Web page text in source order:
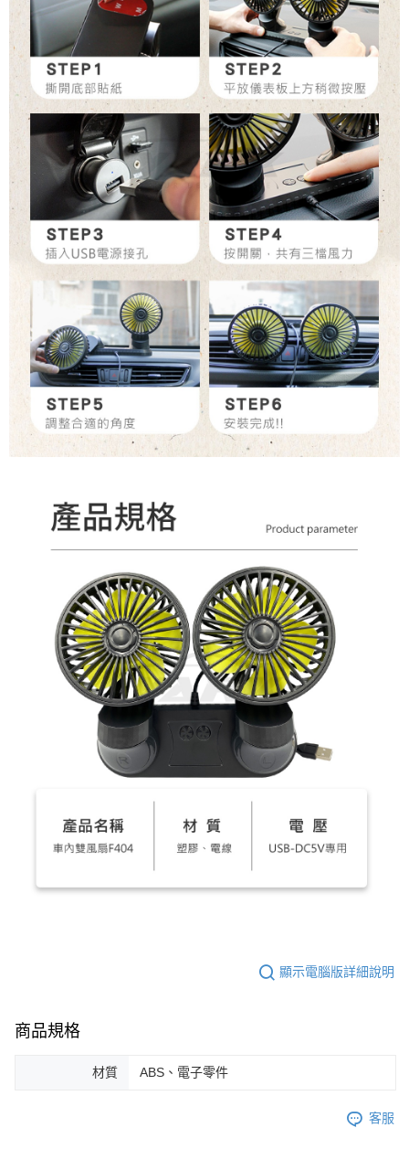
顯示電腦版詳細說明
商品規格
材質 ABS、電子零件
客服